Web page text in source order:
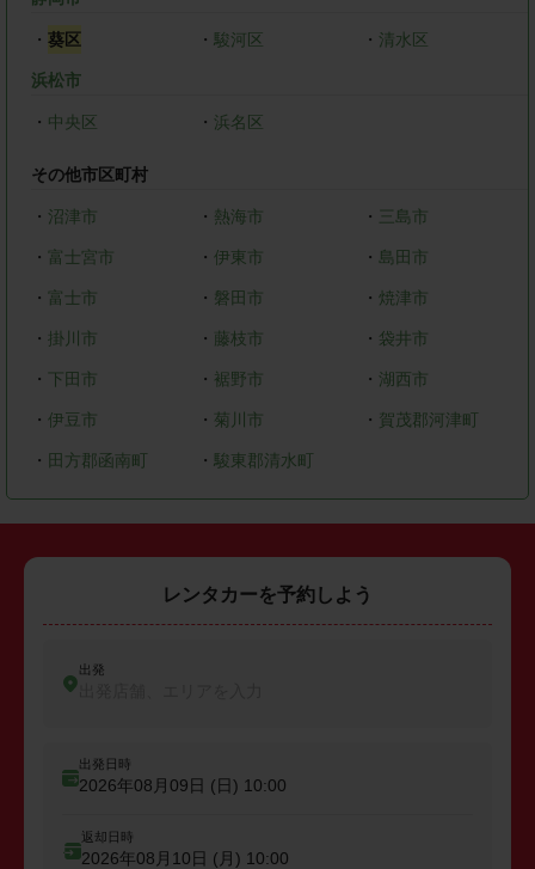
・ 葵区 ・ 駿河区 ・ 清水区
浜松市
・ 中央区 ・ 浜名区
その他市区町村
・ 沼津市 ・ 熱海市 ・ 三島市
・ 富士宮市 ・ 伊東市 ・ 島田市
・ 富士市 ・ 磐田市 ・焼津市
・ 掛川市 ・ 藤枝市 ・ 袋井市
・ 下田市 ・ 裾野市 ・ 湖西市
・ 伊豆市 ・ 菊川市 ・ 賀茂郡河津町
・ 田方郡函南町 ・ 駿東郡清水町
レンタカーを予約しよう
出発
出発日時
2026年08月09日 (日) 10:00
返却日時
2026年08月10日 (月) 10:00